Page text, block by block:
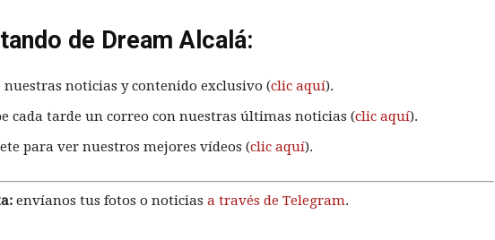
de Dream Alcalá:
nuestras noticias y contenido exclusivo (clic aquí).
cada tarde un correo con nuestras últimas noticias (clic aquí).
para ver nuestros mejores vídeos (clic aquí).
envíanos tus fotos o noticias a través de Telegram.